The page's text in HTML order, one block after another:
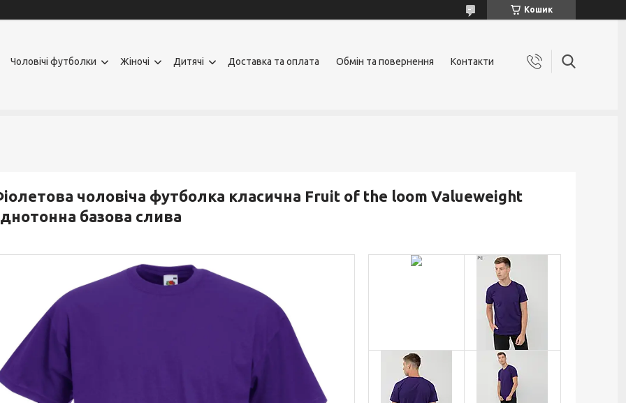
Кошик
Чоловічі футболки Жіночі Дитячі Доставка та оплата Обмін та повернення Контакти
чоловіча футболка класична Fruit of the loom Valueweight
базова слива